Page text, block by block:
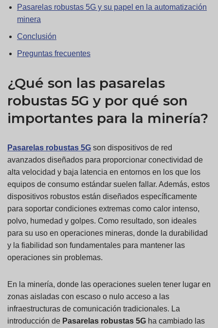
Pasarelas robustas 5G y su papel en la automatización
minera
Conclusión
Preguntas frecuentes
¿Qué son las pasarelas
robustas 5G y por qué son
importantes para la minería?
Pasarelas robustas 5G son dispositivos de red
avanzados diseñados para proporcionar conectividad de
alta velocidad y baja latencia en entornos en los que los
equipos de consumo estándar suelen fallar. Además, estos
dispositivos robustos están diseñados específicamente
para soportar condiciones extremas como calor intenso,
polvo, humedad y golpes. Como resultado, son ideales
para su uso en operaciones mineras, donde la durabilidad
y la fiabilidad son fundamentales para mantener las
operaciones sin problemas.
En la minería, donde las operaciones suelen tener lugar en
zonas aisladas con escaso o nulo acceso a las
infraestructuras de comunicación tradicionales. La
introducción de Pasarelas robustas 5G ha cambiado las